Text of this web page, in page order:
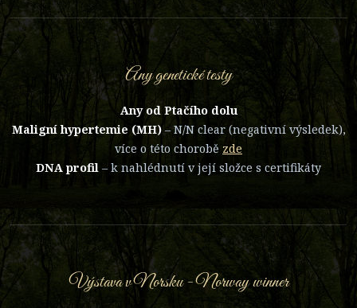
Any genetické testy
Any od Ptačího dolu
Maligní hypertemie (MH)– N/N clear (negativní výsledek),
více o této chorobě zde
DNA profil – k nahlédnutí v její složce s certifikáty
Výstava v Norsku - Norway winner